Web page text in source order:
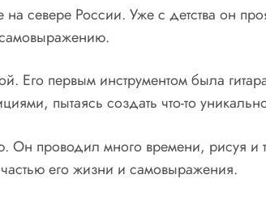
севере России. Уже с детства он
самовыражению.
Его первым инструментом была
пытаясь создать что-то
Он проводил много времени, рисуя
его жизни и самовыражения.